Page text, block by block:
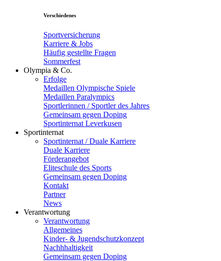
Verschiedenes
Sportversicherung
Karriere & Jobs
Häufig gestellte Fragen
Sommerfest
Olympia & Co.
Erfolge
Medaillen Olympische Spiele
Medaillen Paralympics
Sportlerinnen / Sportler des Jahres
Gemeinsam gegen Doping
Sportinternat Leverkusen
Sportinternat
Sportinternat / Duale Karriere
Duale Karriere
Förderangebot
Eliteschule des Sports
Gemeinsam gegen Doping
Kontakt
Partner
News
Verantwortung
Verantwortung
Allgemeines
Kinder- & Jugendschutzkonzept
Nachhhaltigkeit
Gemeinsam gegen Doping